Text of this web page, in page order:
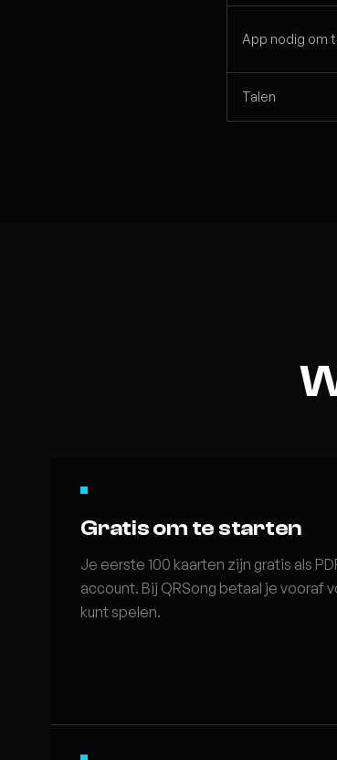
App nodig om
Talen
Gratis om te starten
Je eerste 100 kaarten zijn gratis als
account. Bij QRSong betaal je vooraf
kunt spelen.